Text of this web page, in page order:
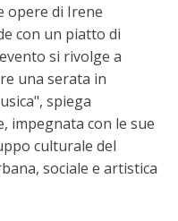
opere di Irene
con un piatto di
si rivolge a
una serata in
spiega
impegnata con le sue
culturale del
sociale e artistica